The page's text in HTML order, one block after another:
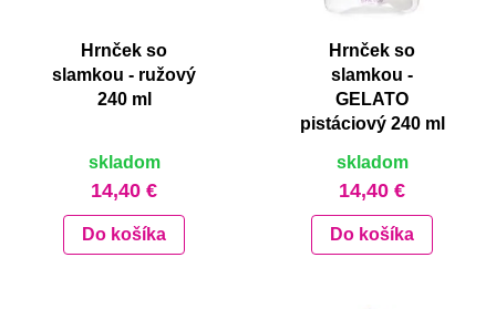
Hrnček so
slamkou - ružový
240 ml
skladom
14,40 €
Do košíka
Hrnček so
slamkou -
GELATO
pistáciový 240 ml
skladom
14,40 €
Do košíka